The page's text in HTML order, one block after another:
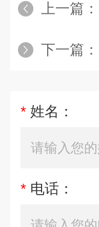
上一篇：
下一篇：
* 姓名：
* 电话：